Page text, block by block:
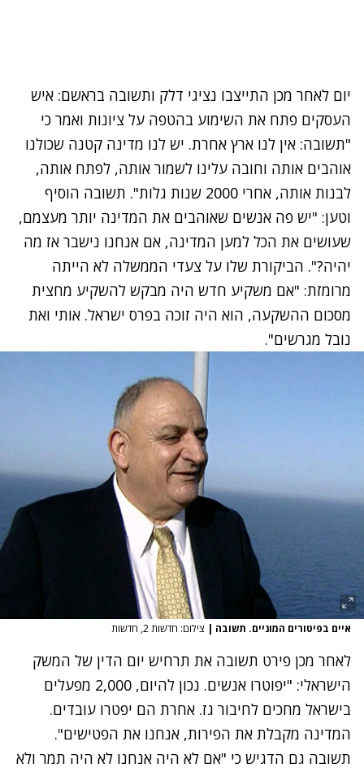
יום לאחר מכן התייצבו נציגי דלק ותשובה בראשם: איש
העסקים פתח את השימוע בהטפה על ציונות ואמר כי
"תשובה: אין לנו ארץ אחרת. יש לנו מדינה קטנה שכולנו
אוהבים אותה וחובה עלינו לשמור אותה, לפתח אותה,
לבנות אותה, אחרי 2000 שנות גלות". תשובה הוסיף
וטען: "יש פה אנשים שאוהבים את המדינה יותר מעצמם,
שעושים את הכל למען המדינה, אם אנחנו נישבר אז מה
יהיה?". הביקורת שלו על צעדי הממשלה לא הייתה
מרומזת: "אם משקיע חדש היה מבקש להשקיע מחצית
מסכום ההשקעה, הוא היה זוכה בפרס ישראל. אותי ואת
נובל מגרשים".
איים בפיטורים המוניים. תשובה | צילום: חדשות 2, חדשות
לאחר מכן פירט תשובה את תרחיש יום הדין של המשק
הישראלי: "יפוטרו אנשים. נכון להיום, 2,000 מפעלים
בישראל מחכים לחיבור גז. אחרת הם יפטרו עובדים.
המדינה מקבלת את הפירות, אנחנו את הפטישים".
תשובה גם הדגיש כי "אם לא היה אנחנו לא היה תמר ולא